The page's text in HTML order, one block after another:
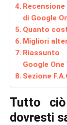
di Google
Quanto
Migliori
Google One
Sezione
Tutto
dovresti